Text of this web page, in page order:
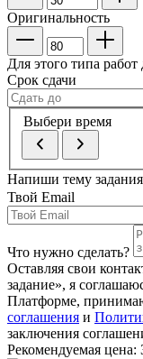
Оригинальность
Для этого типа работ
Срок сдачи
Выбери время
Напиши тему задания
Твой Email
Что нужно сделать?
Оставляя свои
задание», я
Платформе,
соглашения и
заключения
Рекомендуемая цена: